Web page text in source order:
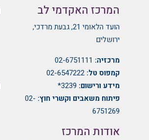
המרכז האקדמי לב
הועד הלאומי 21, גבעת מרדכי,
ירושלים
מרכזיה: 02-6751111
קמפוס טל: 02-6547222
מידע ורישום: 3239*
פיתוח משאבים וקשרי חוץ: 02-
6751269
אודות המרכז